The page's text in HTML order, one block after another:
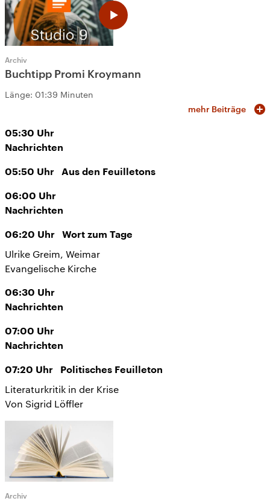
Archiv
Buchtipp Promi Kroymann
Länge: 01:39 Minuten
mehr Beiträge
05:30 Uhr
Nachrichten
05:50 Uhr Aus den Feuilletons
06:00 Uhr
Nachrichten
06:20 Uhr Wort zum Tage
Ulrike Greim, Weimar
Evangelische Kirche
06:30 Uhr
Nachrichten
07:00 Uhr
Nachrichten
07:20 Uhr Politisches Feuilleton
Literaturkritik in der Krise
Von Sigrid Löffler
Archiv